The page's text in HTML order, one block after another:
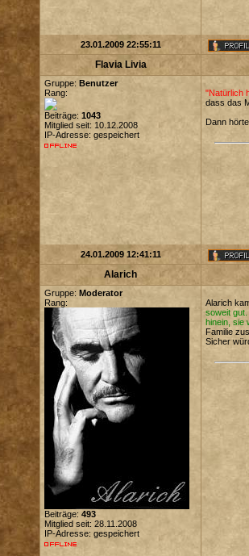
23.01.2009 22:55:11
Flavia Livia
Gruppe: Benutzer
Rang:
Beiträge: 1043
Mitglied seit: 10.12.2008
IP-Adresse: gespeichert
"Natürlich
dass das
Dann
24.01.2009 12:41:11
Alarich
Gruppe: Moderator
Rang:
Beiträge: 493
Mitglied seit: 28.11.2008
IP-Adresse: gespeichert
Alarich
soweit
hinein, sie
Familie
Sicher